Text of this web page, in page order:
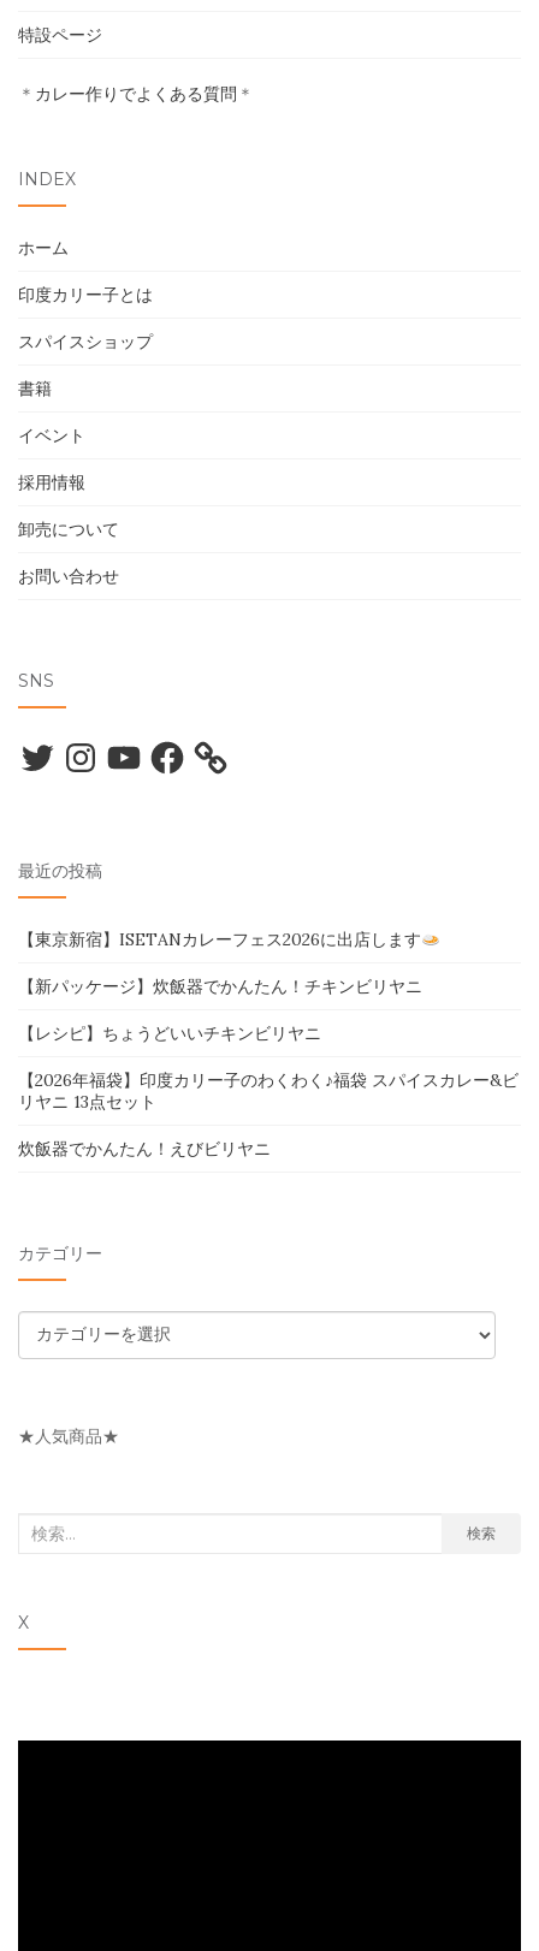
イベント
特設ページ
＊ カレー作りでよくある質問 ＊
INDEX
ホーム
印度カリー子とは
スパイスショップ
書籍
イベント
採用情報
卸売について
お問い合わせ
SNS
TwitterInstagramYouTubeFacebook
最近の投稿
【東京新宿】ISETANカレーフェス2026に出店します
【新パッケージ】炊飯器でかんたん！チキンビリヤニ
【レシピ】ちょうどいいチキンビリヤニ
【2026年福袋】印度カリー子のわくわく♪福袋 スパイスカレー&ビ
リヤニ 13点セット
炊飯器でかんたん！えびビリヤニ
カテゴリー
テ
リ
★人気商品★
検
象:
検索
X